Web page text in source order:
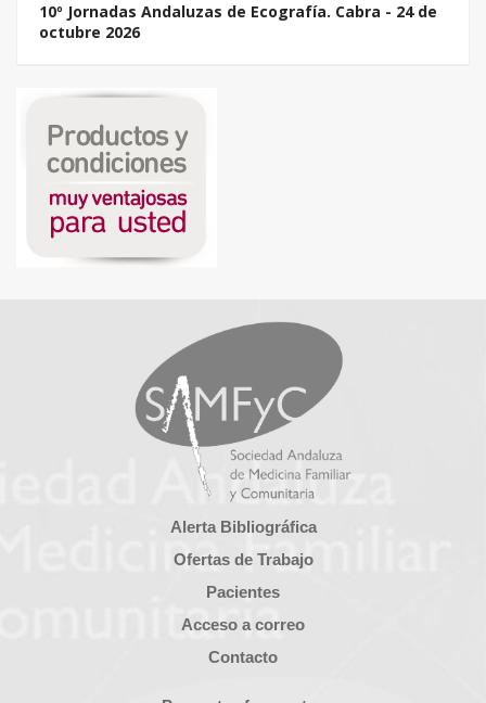
10º Jornadas Andaluzas de Ecografía. Cabra - 24 de
octubre 2026
Alerta Bibliográfica
Ofertas de Trabajo
Pacientes
Acceso a correo
Contacto